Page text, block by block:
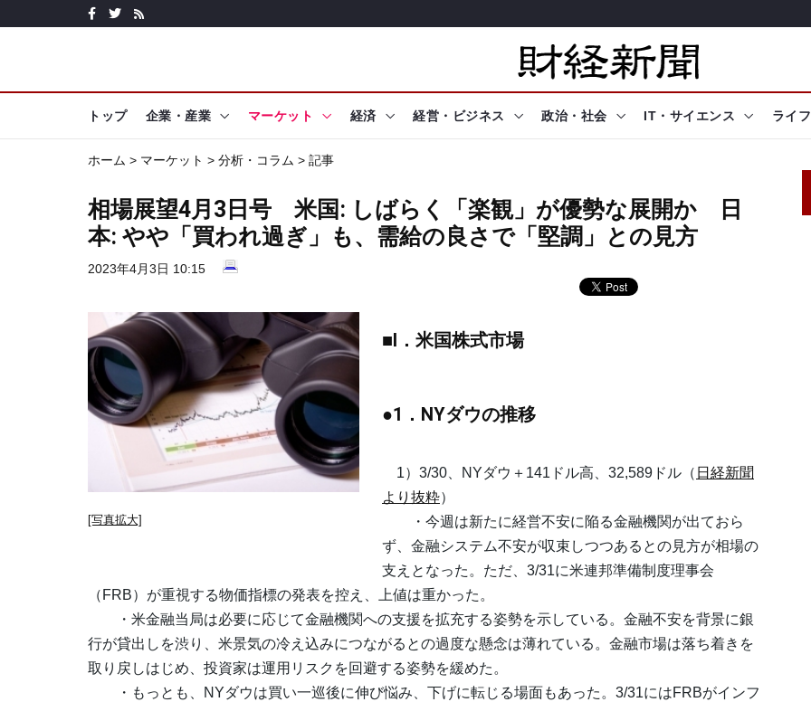
トップ 企業・産業 マーケット 経済 経営・ビジネス 政治・社会 IT・サイエンス ライフ
ホーム > マーケット > 分析・コラム > 記事
相場展望4月3日号 米国: しばらく「楽観」が優勢な展開か 日
本: やや「買われ過ぎ」も、需給の良さで「堅調」との見方
2023年4月3日 10:15
[写真拡大]
■I．米国株式市場
●1．NYダウの推移
1）3/30、NYダウ＋141ドル高、32,589ドル（ 日経新聞
より抜粋）
・今週は新たに経営不安に陥る金融機関が出ておら
ず、金融システム不安が収束しつつあるとの見方が相場の
支えとなった。ただ、3/31に米連邦準備制度理事会
（FRB）が重視する物価指標の発表を控え、上値は重かった。
・米金融当局は必要に応じて金融機関への支援を拡充する姿勢を示している。金融不安を背景に銀
行が貸出しを渋り、米景気の冷え込みにつながるとの過度な懸念は薄れている。金融市場は落ち着きを
取り戻しはじめ、投資家は運用リスクを回避する姿勢を緩めた。
・もっとも、NYダウは買い一巡後に伸び悩み、下げに転じる場面もあった。3/31にはFRBがインフ